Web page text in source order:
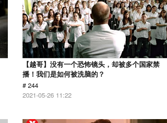
【越哥】没有一个恐怖镜头，却被多个国家禁
播！我们是如何被洗脑的？
# 244
2021-05-26 11:22